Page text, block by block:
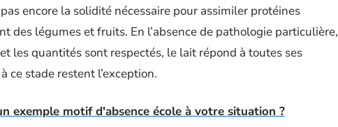
encore la solidité nécessaire pour assimiler protéines
des légumes et fruits. En l’absence de pathologie particulière,
les quantités sont respectés, le lait répond à toutes ses
ce stade restent l’exception.
exemple motif d'absence école à votre situation ?